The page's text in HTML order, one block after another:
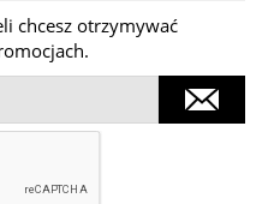
chcesz otrzymywać